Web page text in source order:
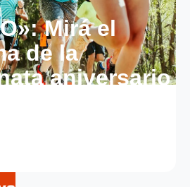
Mirá el
de la
aniversario